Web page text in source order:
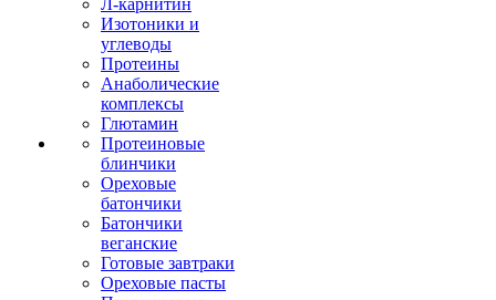
Л-карнитин
Изотоники и
углеводы
Протеины
Анаболические
комплексы
Глютамин
Протеиновые
блинчики
Ореховые
батончики
Батончики
веганские
Готовые завтраки
Ореховые пасты